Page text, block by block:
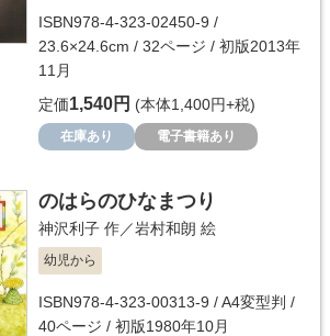
ISBN978-4-323-02450-9 /
23.6×24.6cm / 32ページ / 初版2013年
11月
定価1,540円 (本体1,400円+税)
在庫あり 電子書籍あり
のはらのひなまつり
神沢利子 作／岩村和朗 絵
幼児から
ISBN978-4-323-00313-9 / A4変型判 /
40ページ / 初版1980年10月